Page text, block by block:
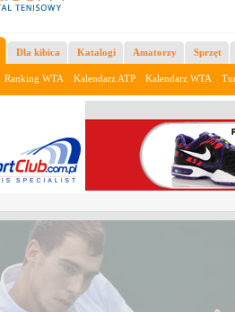
Ranking WTA Kalendarz ATP Kalendarz WTA
Dla kibica Katalogi Amatorzy Sprzęt